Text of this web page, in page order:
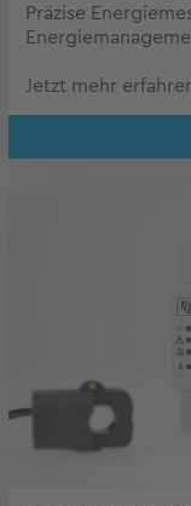
Präzise
Jetzt mehr